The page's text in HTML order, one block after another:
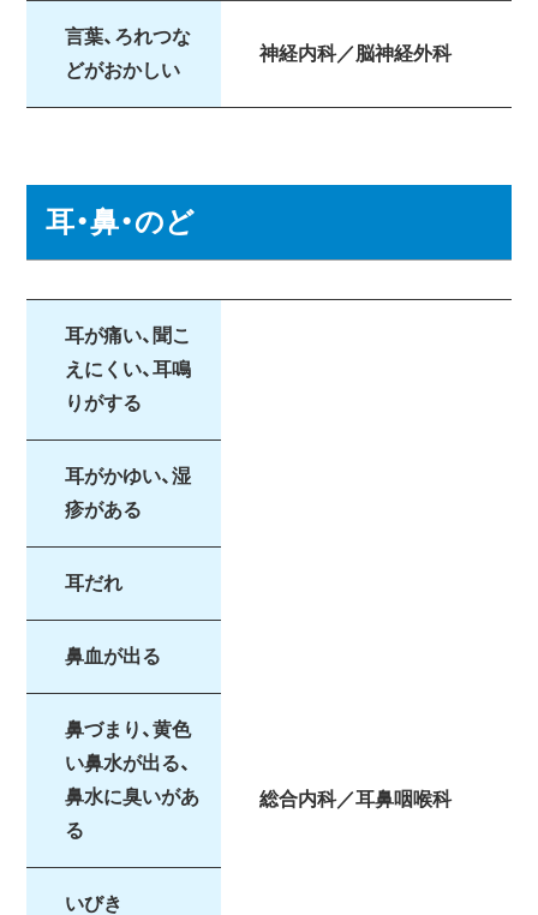
言葉、ろれつな
どがおかしい
神経内科／脳神経外科
耳・鼻・のど
耳が痛い、聞こ
えにくい、耳鳴
りがする
耳がかゆい、湿
疹がある
耳だれ
鼻血が出る
鼻づまり、黄色
い鼻水が出る、
鼻水に臭いがあ
る
いびき
総合内科／耳鼻咽喉科